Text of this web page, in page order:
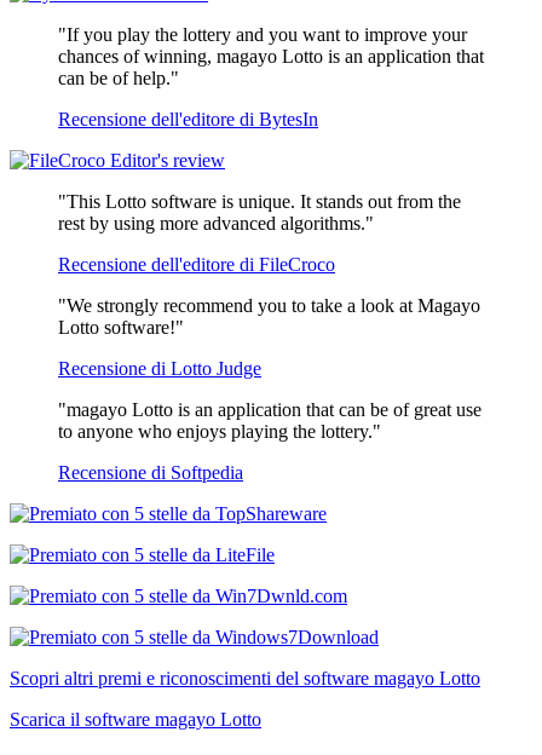
"If you play the lottery and you want to improve your
chances of winning, magayo Lotto is an application that
can be of help."
Recensione dell'editore di BytesIn
"This Lotto software is unique. It stands out from the
rest by using more advanced algorithms."
Recensione dell'editore di FileCroco
"We strongly recommend you to take a look at Magayo
Lotto software!"
Recensione di Lotto Judge
"magayo Lotto is an application that can be of great use
to anyone who enjoys playing the lottery."
Recensione di Softpedia
Scopri altri premi e riconoscimenti del software magayo Lotto
Scarica il software magayo Lotto